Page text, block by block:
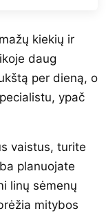
kiekių ir
daug
per dieną, o
ypač
vaistus, turite
planuojate
linų sėmenų
mitybos